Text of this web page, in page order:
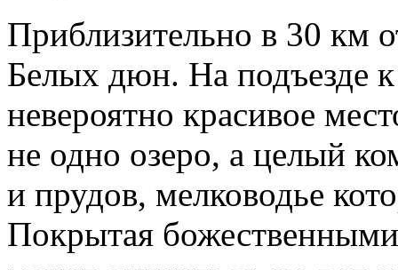
Приблизительно в 30 км
Белых дюн. На подъезде
невероятно красивое
не одно озеро, а целый
и прудов, мелководье
Покрытая